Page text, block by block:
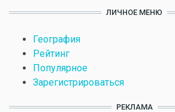
ЛИЧНОЕ МЕНЮ
География
Рейтинг
Популярное
Зарегистрироваться
РЕКЛАМА